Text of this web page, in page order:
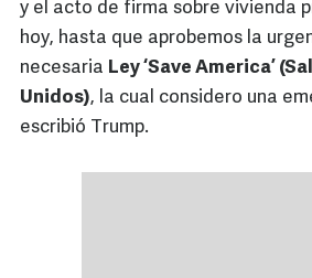
y el acto de firma sobre vivienda
hoy, hasta que aprobemos la
necesaria Ley ‘Save America’
Unidos), la cual considero una
escribió Trump.